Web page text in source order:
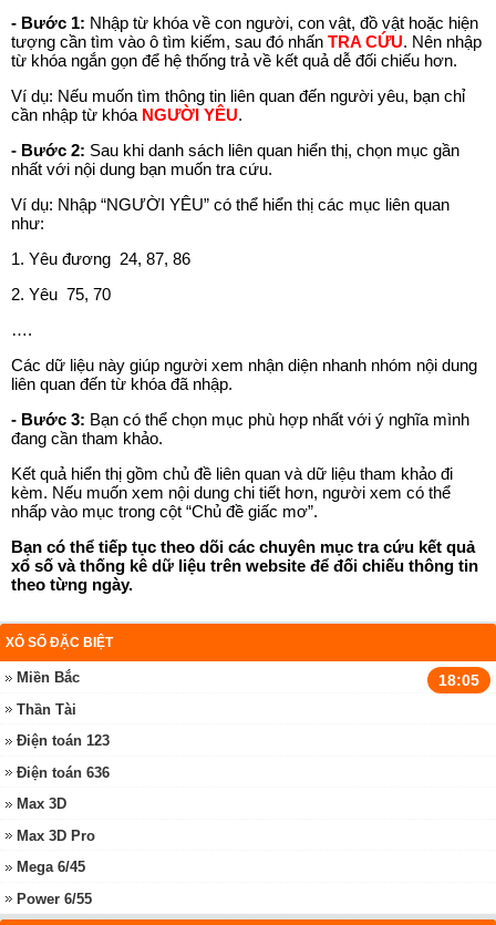
- Bước 1: Nhập từ khóa về con người, con vật, đồ vật hoặc hiện
tượng cần tìm vào ô tìm kiếm, sau đó nhấn TRA CỨU. Nên nhập
từ khóa ngắn gọn để hệ thống trả về kết quả dễ đối chiếu hơn.
Ví dụ: Nếu muốn tìm thông tin liên quan đến người yêu, bạn chỉ
cần nhập từ khóa NGƯỜI YÊU.
- Bước 2: Sau khi danh sách liên quan hiển thị, chọn mục gần
nhất với nội dung bạn muốn tra cứu.
Ví dụ: Nhập “NGƯỜI YÊU” có thể hiển thị các mục liên quan
như:
1. Yêu đương 24, 87, 86
2. Yêu 75, 70
….
Các dữ liệu này giúp người xem nhận diện nhanh nhóm nội dung
liên quan đến từ khóa đã nhập.
- Bước 3: Bạn có thể chọn mục phù hợp nhất với ý nghĩa mình
đang cần tham khảo.
Kết quả hiển thị gồm chủ đề liên quan và dữ liệu tham khảo đi
kèm. Nếu muốn xem nội dung chi tiết hơn, người xem có thể
nhấp vào mục trong cột “Chủ đề giấc mơ”.
Bạn có thể tiếp tục theo dõi các chuyên mục tra cứu kết quả
xổ số và thống kê dữ liệu trên website để đối chiếu thông tin
theo từng ngày.
XỔ SỐ ĐẶC BIỆT
Miền Bắc 18:05
Thần Tài
Điện toán 123
Điện toán 636
Max 3D
Max 3D Pro
Mega 6/45
Power 6/55